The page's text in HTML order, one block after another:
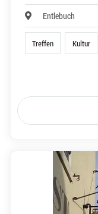
Entlebuch
Treffen Kultur